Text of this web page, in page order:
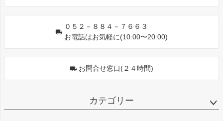
０５２－８８４－７６６３
お電話はお気軽に(10:00〜20:00)
お問合せ窓口(２４時間)
カテゴリー